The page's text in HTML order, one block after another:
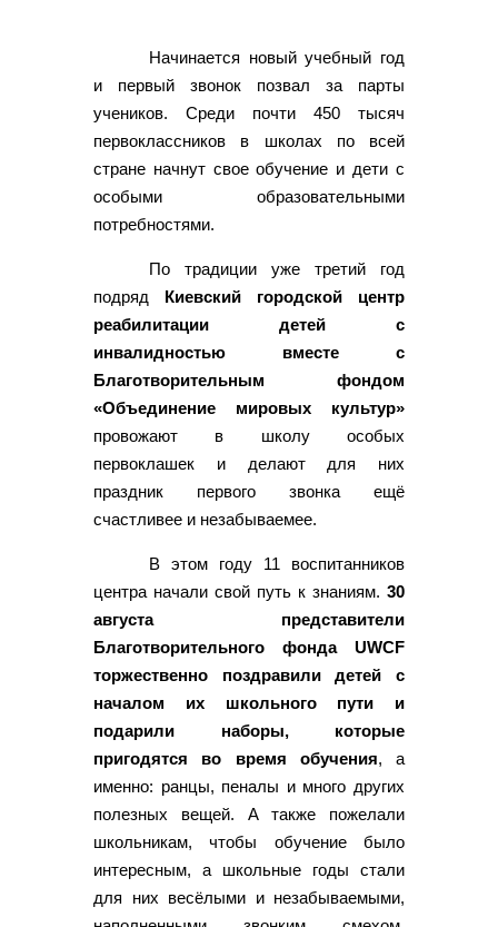
Начинается новый учебный год
и первый звонок позвал за парты
учеников. Среди почти 450 тысяч
первоклассников в школах по всей
стране начнут свое обучение и дети с
особыми образовательными
потребностями.
По традиции уже третий год
подряд Киевский городской центр
реабилитации детей с
инвалидностью вместе с
Благотворительным фондом
«Объединение мировых культур»
провожают в школу особых
первоклашек и делают для них
праздник первого звонка ещё
счастливее и незабываемее.
В этом году 11 воспитанников
центра начали свой путь к знаниям. 30
августа представители
Благотворительного фонда UWCF
торжественно поздравили детей с
началом их школьного пути и
подарили наборы, которые
пригодятся во время обучения, а
именно: ранцы, пеналы и много других
полезных вещей. А также пожелали
школьникам, чтобы обучение было
интересным, а школьные годы стали
для них весёлыми и незабываемыми,